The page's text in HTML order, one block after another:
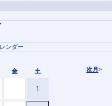
次月 >
ンダー
金 土
1